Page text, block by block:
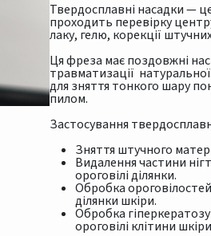
Твердосплавні насадки —
проходить перевірку
лаку, гелю, корекції
Ця фреза має поздовжні
травматизації
для зняття тонкого шару
пилом.
Застосування
Зняття штучного
Видалення частини
ороговілі ділянки.
Обробка
ділянки шкіри.
Обробка
ороговілі клітини